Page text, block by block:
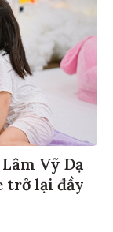
Vỹ Dạ
trở lại đầy